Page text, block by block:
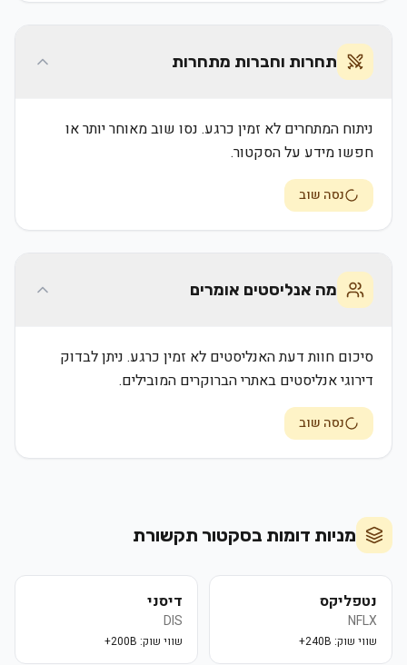
תחרות וחברות מתחרות
ניתוח המתחרים לא זמין כרגע. נסו שוב מאוחר יותר או
חפשו מידע על הסקטור.
נסה שוב
מה אנליסטים אומרים
סיכום חוות דעת האנליסטים לא זמין כרגע. ניתן לבדוק
דירוגי אנליסטים באתרי הברוקרים המובילים.
נסה שוב
מניות דומות בסקטור תקשורת
נטפליקס
NFLX
שווי שוק: 240B+
דיסני
DIS
שווי שוק: 200B+